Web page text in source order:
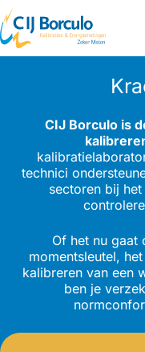
CIJ Borculo is
technici
sectoren bij
Of het nu gaat
momentsleutel,
kalibreren van een
ben je